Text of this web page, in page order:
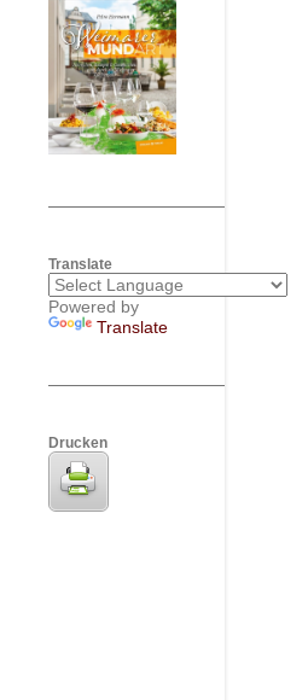
Translate
Powered by
Translate
Drucken